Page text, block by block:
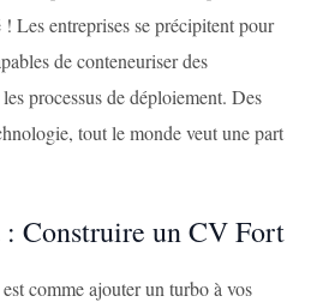
Les entreprises se précipitent pour
de conteneuriser des
processus de déploiement. Des
tout le monde veut une part
Construire un CV Fort
comme ajouter un turbo à vos